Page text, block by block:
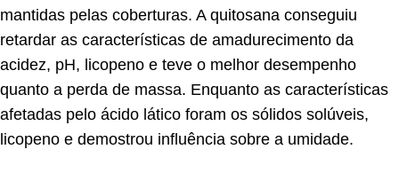
mantidas pelas coberturas. A quitosana conseguiu
retardar as características de amadurecimento da
acidez, pH, licopeno e teve o melhor desempenho
quanto a perda de massa. Enquanto as características
afetadas pelo ácido lático foram os sólidos solúveis,
licopeno e demostrou influência sobre a umidade.